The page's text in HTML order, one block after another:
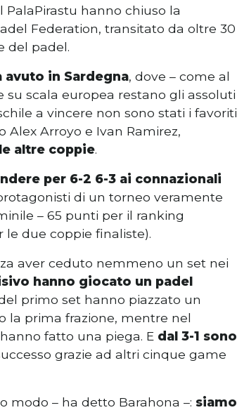
PalaPirastu hanno chiuso la
Federation, transitato da oltre 30
del padel.
avuto in Sardegna, dove – come al
scala europea restano gli assoluti
a vincere non sono stati i favoriti
Arroyo e Ivan Ramirez,
altre coppie.
per 6-2 6-3 ai connazionali
di un torneo veramente
– 65 punti per il ranking
le due coppie finaliste).
aver ceduto nemmeno un set nei
hanno giocato un padel
primo set hanno piazzato un
la prima frazione, mentre nel
fatto una piega. E dal 3-1 sono
grazie ad altri cinque game
modo – ha detto Barahona –: siamo